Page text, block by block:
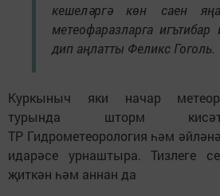
кешеләргә көн саен
метеофаразларга
дип аңлатты Феликс Гоголь.
Куркыныч яки начар
турында шторм
ТР Гидрометеорология һәм
идарәсе урнаштыра. Тизлеге
җиткән һәм аннан да